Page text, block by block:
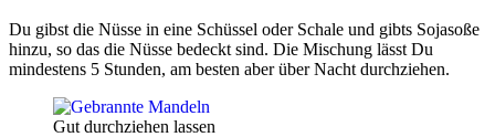
Du gibst die Nüsse in eine Schüssel oder Schale und gibts Sojasoße
hinzu, so das die Nüsse bedeckt sind. Die Mischung lässt Du
mindestens 5 Stunden, am besten aber über Nacht durchziehen.
Gut durchziehen lassen